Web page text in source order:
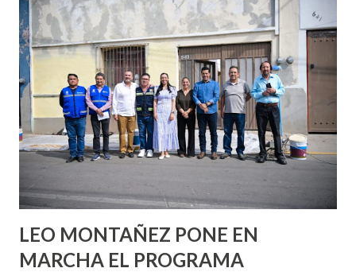
conoces ni la mitad de lo que deberías saber. Pero incluso
quienes ya han tenido relaciones sexuales no son expertos
o expertas en el tema. Siempre hay algo nuevo que
aprender y nuevas experiencias que conocer. Si eres una
chica y aún no has tenido relaciones sexuales, tal vez
pienses que el sexo será increíble y no puedas esperar para
experimentarlo, pero como cualquier persona con
experiencia te dirá, siempre es mejor cuando ambas partes
son suficientemen...
LEO MONTAÑEZ PONE EN
MARCHA EL PROGRAMA